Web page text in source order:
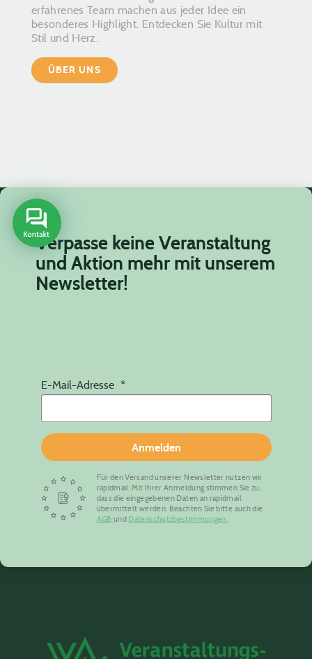
erfahrenes Team machen aus jeder Idee ein
besonderes Highlight. Entdecken Sie Kultur mit
Stil und Herz.
ÜBER UNS
Verpasse keine Veranstaltung
und Aktion mehr mit unserem
Newsletter!
E-Mail-Adresse
Anmelden
Für den Versand unserer Newsletter nutzen wir
rapidmail. Mit Ihrer Anmeldung stimmen Sie zu,
dass die eingegebenen Daten an rapidmail
übermittelt werden. Beachten Sie bitte auch die
AGB und Datenschutzbestimmungen